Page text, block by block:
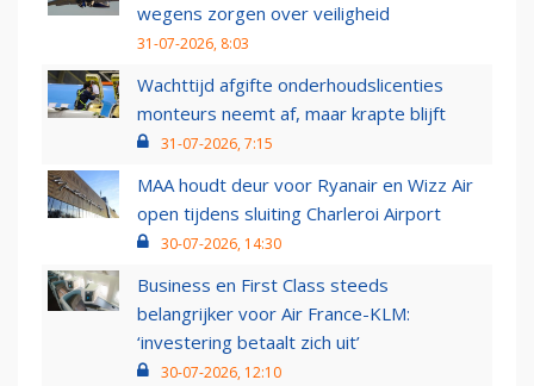
wegens zorgen over veiligheid
31-07-2026, 8:03
Wachttijd afgifte onderhoudslicenties
monteurs neemt af, maar krapte blijft
31-07-2026, 7:15
MAA houdt deur voor Ryanair en Wizz Air
open tijdens sluiting Charleroi Airport
30-07-2026, 14:30
Business en First Class steeds
belangrijker voor Air France-KLM:
‘investering betaalt zich uit’
30-07-2026, 12:10